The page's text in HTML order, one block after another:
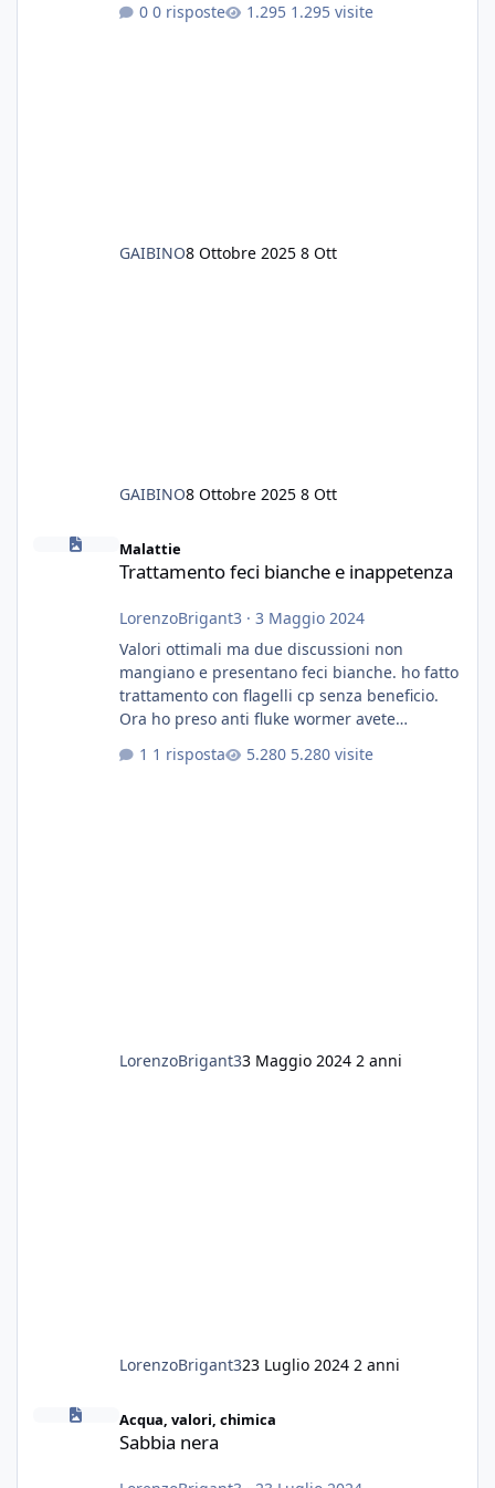
cardinali, e tre pulitori in una vasca con 200
0 risposte 1.295 visite
GAIBINO8 Ottobre 2025 8 Ott
GAIBINO8 Ottobre 2025 8 Ott
Trattamento feci bianche e inappetenza
Malattie
Trattamento feci bianche e inappetenza
LorenzoBrigant3 · 3 Maggio 2024
Valori ottimali ma due discussioni non
mangiano e presentano feci bianche. ho fatto
trattamento con flagelli cp senza beneficio.
Ora ho preso anti fluke wormer avete
sostanza
1 risposta 5.280 visite
LorenzoBrigant33 Maggio 2024 2 anni
LorenzoBrigant323 Luglio 2024 2 anni
Acqua, valori, chimica
Sabbia nera